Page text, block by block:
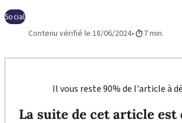
Social
Contenu vérifié le 18/06/2024 7 min.
Il vous reste 90% de l'article à
La suite de cet article est